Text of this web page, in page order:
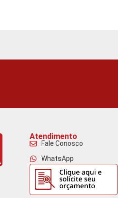
Atendimento
Fale Conosco
WhatsApp